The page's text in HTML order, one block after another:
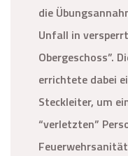
die
Unfall in
Obergeschoss”.
errichtete dabei
Steckleiter, um
“verletzten”